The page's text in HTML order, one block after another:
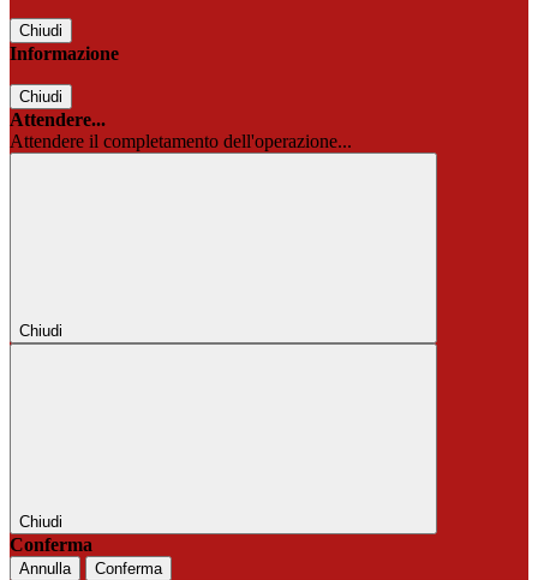
Chiudi
Informazione
Chiudi
Attendere...
Attendere il completamento dell'operazione...
Chiudi
Chiudi
Conferma
Annulla Conferma